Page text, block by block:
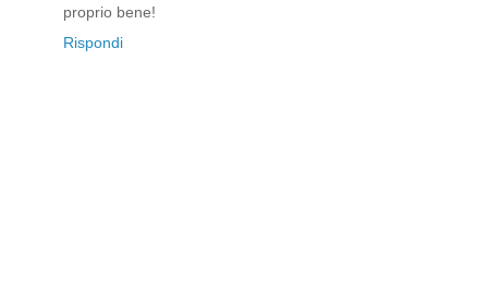
proprio bene!
Rispondi